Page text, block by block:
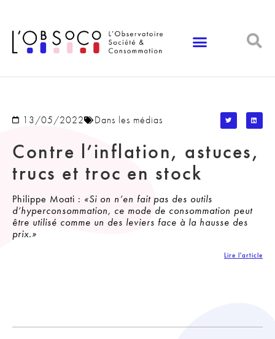
13/05/2022 Dans les médias
Contre l’inflation, astuces,
trucs et troc en stock
Philippe Moati : «Si on n’en fait pas des outils
d’hyperconsommation, ce mode de consommation peut
être utilisé comme un des leviers face à la hausse des
prix.»
Lire l'article